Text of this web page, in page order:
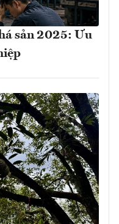
sản 2025: Ưu